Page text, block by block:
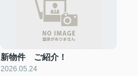
新物件 ご紹介！
2026.05.24